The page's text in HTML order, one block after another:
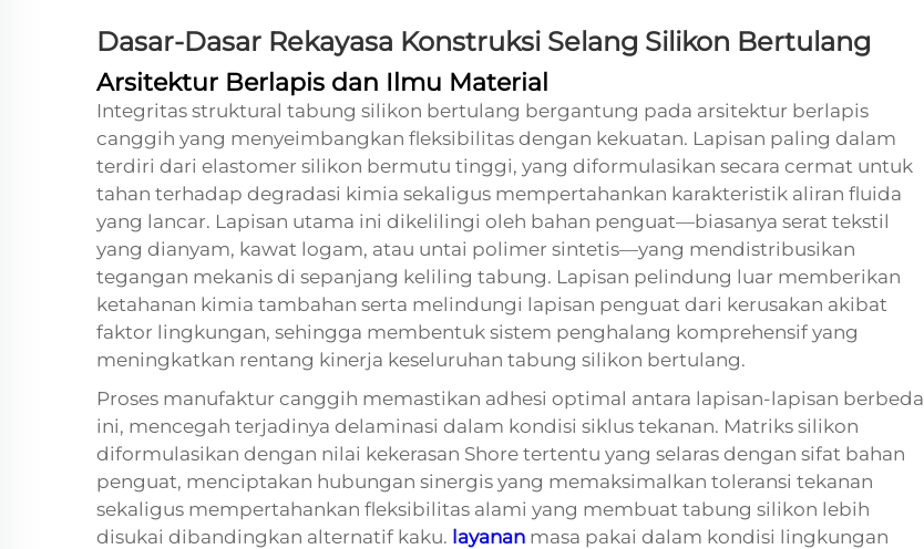
Dasar-Dasar Rekayasa Konstruksi Selang Silikon Bertulang
Arsitektur Berlapis dan Ilmu Material
Integritas struktural tabung silikon bertulang bergantung pada arsitektur berlapis
canggih yang menyeimbangkan fleksibilitas dengan kekuatan. Lapisan paling dalam
terdiri dari elastomer silikon bermutu tinggi, yang diformulasikan secara cermat untuk
tahan terhadap degradasi kimia sekaligus mempertahankan karakteristik aliran fluida
yang lancar. Lapisan utama ini dikelilingi oleh bahan penguat—biasanya serat tekstil
yang dianyam, kawat logam, atau untai polimer sintetis—yang mendistribusikan
tegangan mekanis di sepanjang keliling tabung. Lapisan pelindung luar memberikan
ketahanan kimia tambahan serta melindungi lapisan penguat dari kerusakan akibat
faktor lingkungan, sehingga membentuk sistem penghalang komprehensif yang
meningkatkan rentang kinerja keseluruhan tabung silikon bertulang.
Proses manufaktur canggih memastikan adhesi optimal antara lapisan-lapisan berbeda
ini, mencegah terjadinya delaminasi dalam kondisi siklus tekanan. Matriks silikon
diformulasikan dengan nilai kekerasan Shore tertentu yang selaras dengan sifat bahan
penguat, menciptakan hubungan sinergis yang memaksimalkan toleransi tekanan
sekaligus mempertahankan fleksibilitas alami yang membuat tabung silikon lebih
disukai dibandingkan alternatif kaku. layanan masa pakai dalam kondisi lingkungan